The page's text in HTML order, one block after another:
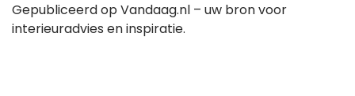
Gepubliceerd op Vandaag.nl – uw bron voor
interieuradvies en inspiratie.